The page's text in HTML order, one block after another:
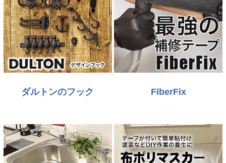
ダルトンのフック FiberFix